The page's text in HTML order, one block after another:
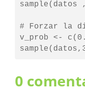
sample(datos
# Forzar la
v_prob <-
0